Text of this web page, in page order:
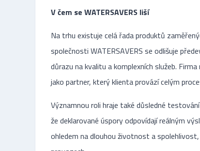
V čem se WATERSAVERS liší
Na trhu existuje celá řada produktů
společnosti WATERSAVERS se odlišuje
důrazu na kvalitu a komplexních služeb.
jako partner, který klienta provází celým
Významnou roli hraje také důsledné
že deklarované úspory odpovídají reálným
ohledem na dlouhou životnost a